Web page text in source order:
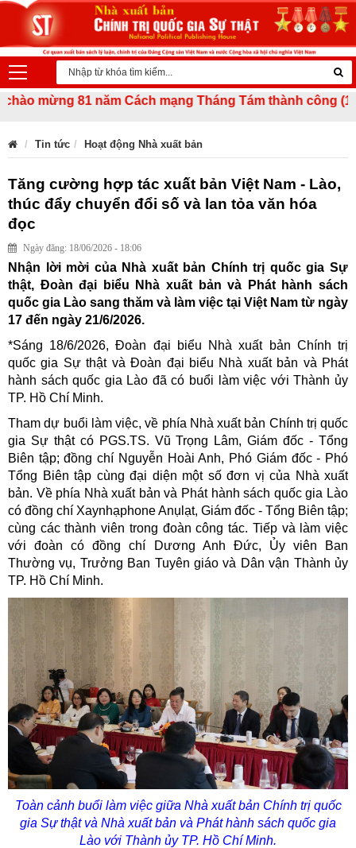
81 năm Cách mạng Tháng Tám thành công (19/8/
Tin tức Hoạt động Nhà xuất bản
Tăng cường hợp tác xuất bản Việt Nam - Lào,
thúc đẩy chuyển đổi số và lan tỏa văn hóa
đọc
Ngày đăng: 18/06/2026 - 18:06
Nhận lời mời của Nhà xuất bản Chính trị quốc gia Sự
thật, Đoàn đại biểu Nhà xuất bản và Phát hành sách
quốc gia Lào sang thăm và làm việc tại Việt Nam từ ngày
17 đến ngày 21/6/2026.
*Sáng 18/6/2026, Đoàn đại biểu Nhà xuất bản Chính trị
quốc gia Sự thật và Đoàn đại biểu Nhà xuất bản và Phát
hành sách quốc gia Lào đã có buổi làm việc với Thành ủy
TP. Hồ Chí Minh.
Tham dự buổi làm việc, về phía Nhà xuất bản Chính trị quốc
gia Sự thật có PGS.TS. Vũ Trọng Lâm, Giám đốc - Tổng
Biên tập; đồng chí Nguyễn Hoài Anh, Phó Giám đốc - Phó
Tổng Biên tập cùng đại diện một số đơn vị của Nhà xuất
bản. Về phía Nhà xuất bản và Phát hành sách quốc gia Lào
có đồng chí Xaynhạphone Anụlạt, Giám đốc - Tổng Biên tập;
cùng các thành viên trong đoàn công tác. Tiếp và làm việc
với đoàn có đồng chí Dương Anh Đức, Ủy viên Ban
Thường vụ, Trưởng Ban Tuyên giáo và Dân vận Thành ủy
TP. Hồ Chí Minh.
Toàn cảnh buổi làm việc giữa Nhà xuất bản Chính trị quốc
gia Sự thật và Nhà xuất bản và Phát hành sách quốc gia
Lào với Thành ủy TP. Hồ Chí Minh.